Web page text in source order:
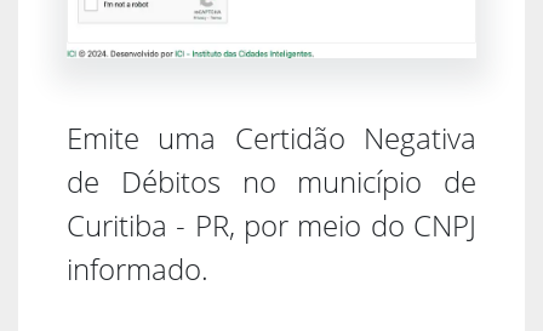
Emite uma Certidão Negativa
de Débitos no município de
Curitiba - PR, por meio do CNPJ
informado.